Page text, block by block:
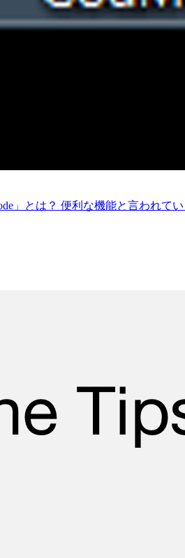
」とは？ 便利な機能と言われて